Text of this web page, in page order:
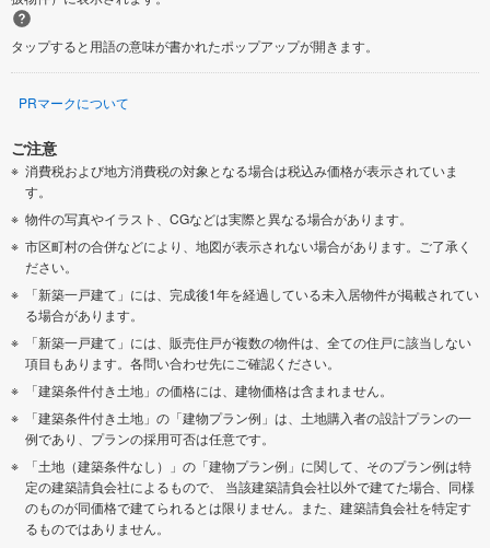
タップすると用語の意味が書かれたポップアップが開きます。
PRマークについて
ご注意
消費税および地方消費税の対象となる場合は税込み価格が表示されていま
す。
物件の写真やイラスト、CGなどは実際と異なる場合があります。
市区町村の合併などにより、地図が表示されない場合があります。ご了承く
ださい。
「新築一戸建て」には、完成後1年を経過している未入居物件が掲載されてい
る場合があります。
「新築一戸建て」には、販売住戸が複数の物件は、全ての住戸に該当しない
項目もあります。各問い合わせ先にご確認ください。
「建築条件付き土地」の価格には、建物価格は含まれません。
「建築条件付き土地」の「建物プラン例」は、土地購入者の設計プランの一
例であり、プランの採用可否は任意です。
「土地（建築条件なし）」の「建物プラン例」に関して、そのプラン例は特
定の建築請負会社によるもので、 当該建築請負会社以外で建てた場合、同様
のものが同価格で建てられるとは限りません。また、建築請負会社を特定す
るものではありません。